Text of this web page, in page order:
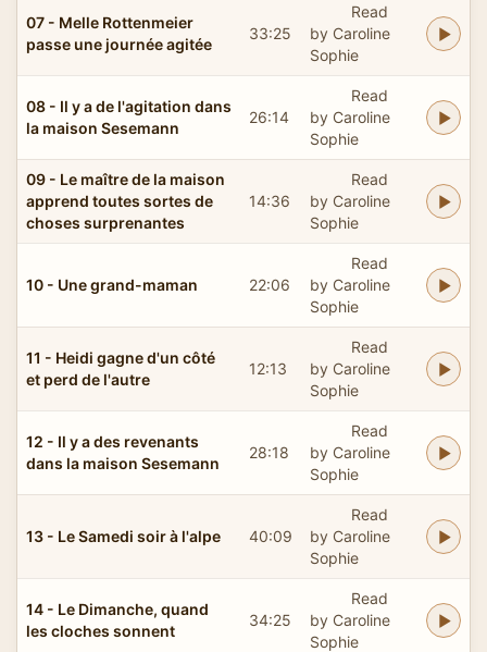
07 - Melle Rottenmeier
passe une journée agitée
33:25
Read
by Caroline
Sophie
08 - Il y a de l'agitation dans
la maison Sesemann
26:14
Read
by Caroline
Sophie
09 - Le maître de la maison
apprend toutes sortes de
choses surprenantes
14:36
Read
by Caroline
Sophie
10 - Une grand-maman 22:06
Read
by Caroline
Sophie
11 - Heidi gagne d'un côté
et perd de l'autre
12:13
Read
by Caroline
Sophie
12 - Il y a des revenants
dans la maison Sesemann
28:18
Read
by Caroline
Sophie
13 - Le Samedi soir à l'alpe 40:09
Read
by Caroline
Sophie
14 - Le Dimanche, quand
les cloches sonnent
34:25
Read
by Caroline
Sophie